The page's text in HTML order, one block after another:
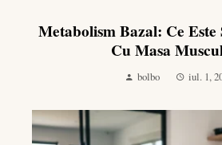
Metabolism Bazal: Ce
Cu Masa
bolbo iul. 1,